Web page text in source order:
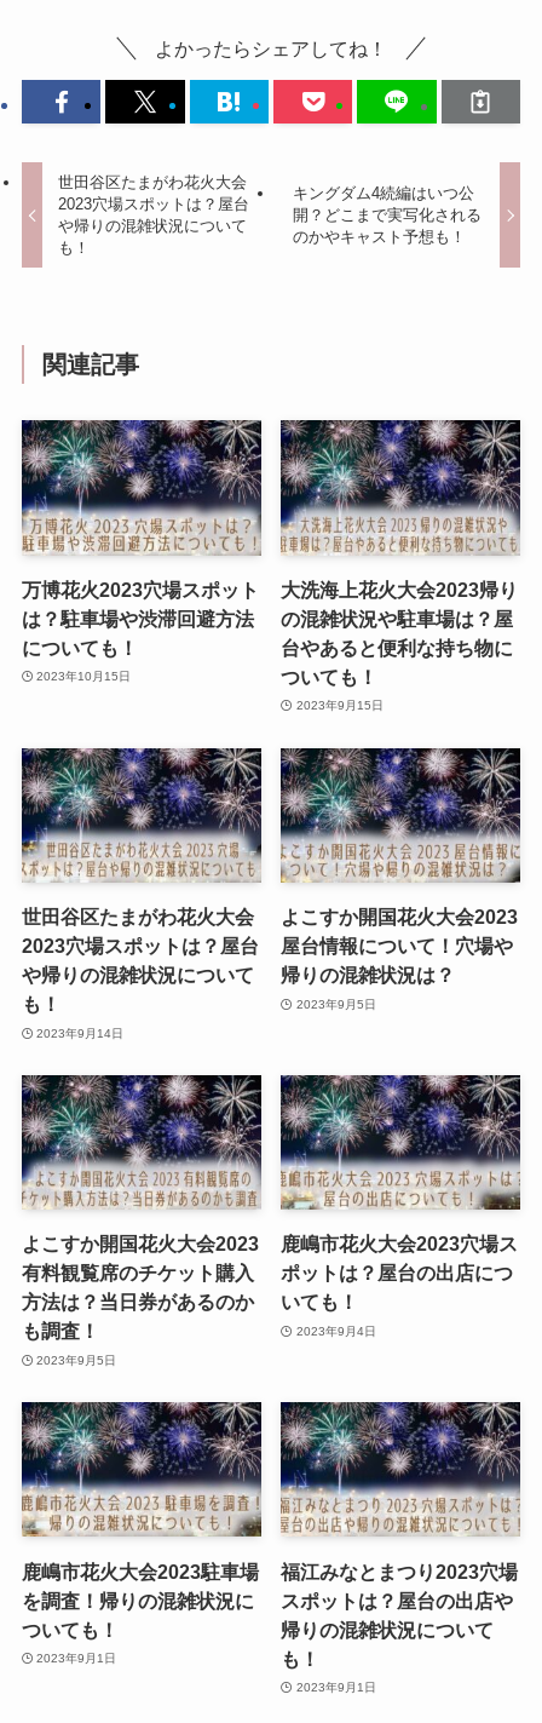
よかったらシェアしてね！
世田谷区たまがわ花火大会
2023穴場スポットは？屋台
や帰りの混雑状況について
も！
キングダム4続編はいつ公
開？どこまで実写化される
のかやキャスト予想も！
関連記事
万博花火2023穴場スポット
は？駐車場や渋滞回避方法
についても！
2023年10月15日
大洗海上花火大会2023帰り
の混雑状況や駐車場は？屋
台やあると便利な持ち物に
ついても！
2023年9月15日
世田谷区たまがわ花火大会
2023穴場スポットは？屋台
や帰りの混雑状況について
も！
2023年9月14日
よこすか開国花火大会2023
屋台情報について！穴場や
帰りの混雑状況は？
2023年9月5日
よこすか開国花火大会2023
有料観覧席のチケット購入
方法は？当日券があるのか
も調査！
2023年9月5日
鹿嶋市花火大会2023穴場ス
ポットは？屋台の出店につ
いても！
2023年9月4日
鹿嶋市花火大会2023駐車場
を調査！帰りの混雑状況に
ついても！
2023年9月1日
福江みなとまつり2023穴場
スポットは？屋台の出店や
帰りの混雑状況について
も！
2023年9月1日